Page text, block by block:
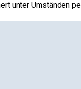
unter Umständen